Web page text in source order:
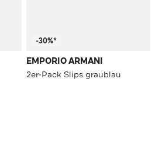
-30%*
EMPORIO ARMANI
2er-Pack Slips graublau